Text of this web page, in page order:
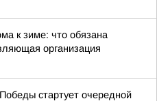
к зиме: что обязана
организация
стартует очередной